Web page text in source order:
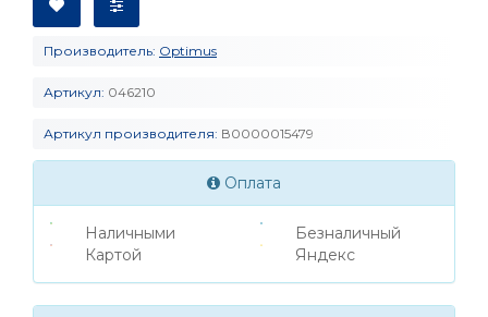
Производитель: Optimus
Артикул: 046210
Артикул производителя: В0000015479
Оплата
Наличными
Картой
Безналичный
Яндекс